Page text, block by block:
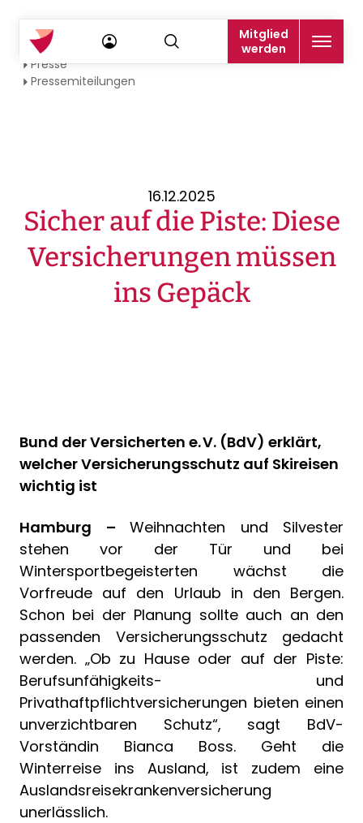
Mitglied
werden
Startseite
Presse
Pressemiteilungen
16.12.2025
Sicher auf die Piste: Diese
Versicherungen müssen
ins Gepäck
Bund der Versicherten e. V. (BdV) erklärt,
welcher Versicherungsschutz auf Skireisen
wichtig ist
Hamburg – Weihnachten und Silvester
stehen vor der Tür und bei
Wintersportbegeisterten wächst die
Vorfreude auf den Urlaub in den Bergen.
Schon bei der Planung sollte auch an den
passenden Versicherungsschutz gedacht
werden. „Ob zu Hause oder auf der Piste:
Berufsunfähigkeits- und
Privathaftpflichtversicherungen bieten einen
unverzichtbaren Schutz“, sagt BdV-
Vorständin Bianca Boss. Geht die
Winterreise ins Ausland, ist zudem eine
Auslandsreisekrankenversicherung
unerlässlich.